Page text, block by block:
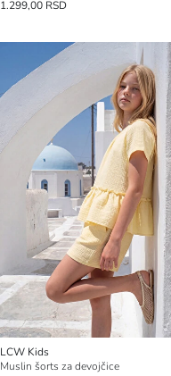
1.299,00 RSD
LCW Kids
Muslin šorts za devojčice